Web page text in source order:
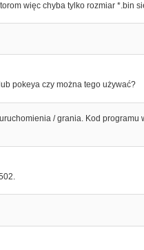
więc chyba tylko rozmiar *.bin
pokeya czy można tego używać?
/ grania. Kod programu